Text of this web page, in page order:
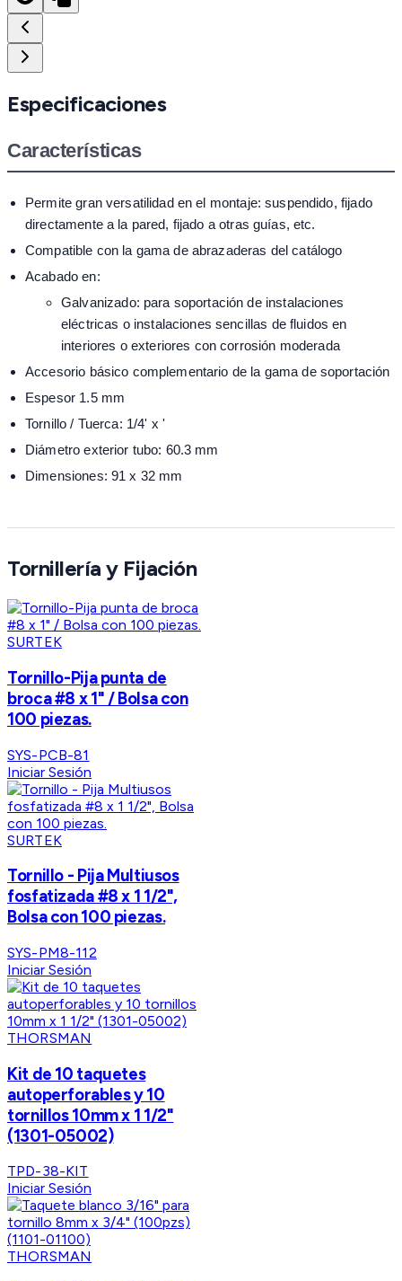
Especificaciones
Características
Permite gran versatilidad en el montaje: suspendido, fijado
directamente a la pared, fijado a otras guías, etc.
Compatible con la gama de abrazaderas del catálogo
Acabado en:
Galvanizado: para soportación de instalaciones
eléctricas o instalaciones sencillas de fluidos en
interiores o exteriores con corrosión moderada
Accesorio básico complementario de la gama de soportación
Espesor 1.5 mm
Tornillo / Tuerca: 1/4' x '
Diámetro exterior tubo: 60.3 mm
Dimensiones: 91 x 32 mm
Tornillería y Fijación
SURTEK
Tornillo-Pija punta de
broca #8 x 1" / Bolsa con
100 piezas.
SYS-PCB-81
Iniciar Sesión
SURTEK
Tornillo - Pija Multiusos
fosfatizada #8 x 1 1/2",
Bolsa con 100 piezas.
SYS-PM8-112
Iniciar Sesión
THORSMAN
Kit de 10 taquetes
autoperforables y 10
tornillos 10mm x 1 1/2"
(1301-05002)
TPD-38-KIT
Iniciar Sesión
THORSMAN